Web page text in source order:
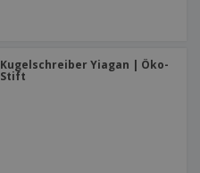
Kugelschreiber Yiagan | Öko-
Stift